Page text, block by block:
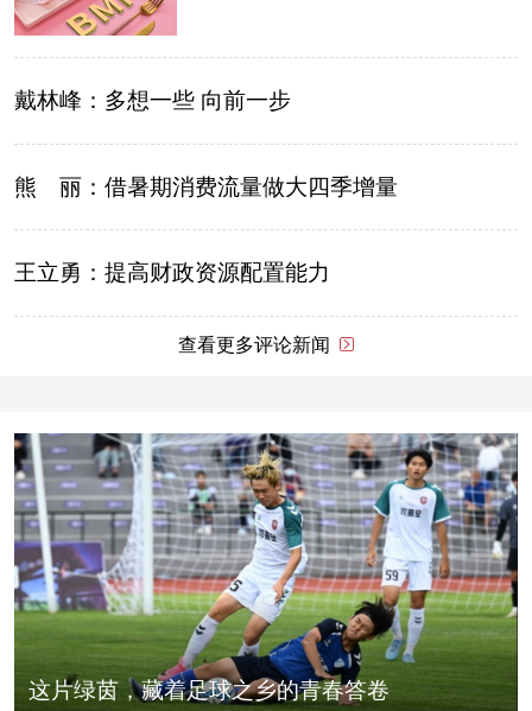
戴林峰：多想一些 向前一步
熊 丽：借暑期消费流量做大四季增量
王立勇：提高财政资源配置能力
查看更多评论新闻
这片绿茵，藏着足球之乡的青春答卷